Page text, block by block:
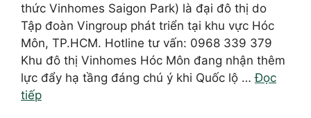
thức Vinhomes Saigon Park) là đại đô thị do
Tập đoàn Vingroup phát triển tại khu vực Hóc
Môn, TP.HCM. Hotline tư vấn: 0968 339 379
Khu đô thị Vinhomes Hóc Môn đang nhận thêm
lực đẩy hạ tầng đáng chú ý khi Quốc lộ …Đọc
tiếp